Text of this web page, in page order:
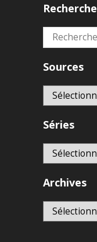
Recherche
Rechercher :
Sources
Séries
Archives
Archives